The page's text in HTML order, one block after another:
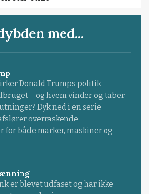
med...
Donald Trumps politik
– og hvem vinder og taber
Dyk ned i en serie
overraskende
for både marker, maskiner og
er blevet udfaset og har ikke